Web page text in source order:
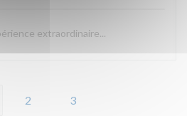
extraordinaire...
2 3